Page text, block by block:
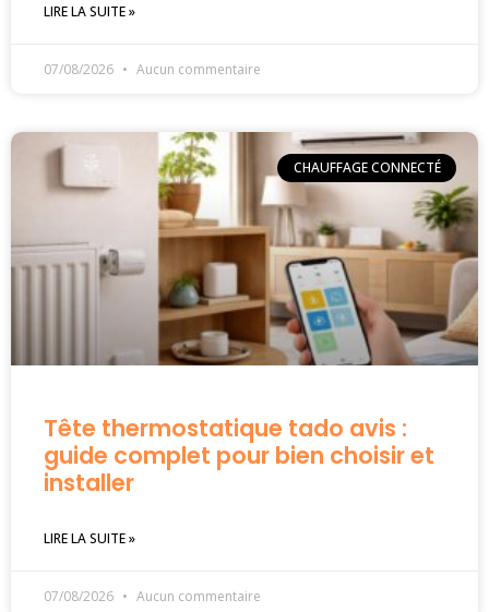
LIRE LA SUITE »
07/08/2026 Aucun commentaire
CHAUFFAGE CONNECTÉ
Tête thermostatique tado avis :
guide complet pour bien choisir et
installer
LIRE LA SUITE »
07/08/2026 Aucun commentaire